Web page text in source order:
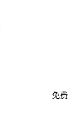
免费